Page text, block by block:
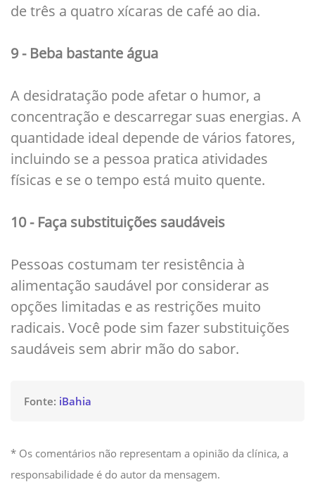
de três a quatro xícaras de café ao dia.
9 - Beba bastante água
A desidratação pode afetar o humor, a
concentração e descarregar suas energias. A
quantidade ideal depende de vários fatores,
incluindo se a pessoa pratica atividades
físicas e se o tempo está muito quente.
10 - Faça substituições saudáveis
Pessoas costumam ter resistência à
alimentação saudável por considerar as
opções limitadas e as restrições muito
radicais. Você pode sim fazer substituições
saudáveis sem abrir mão do sabor.
Fonte: iBahia
* Os comentários não representam a opinião da clínica, a
responsabilidade é do autor da mensagem.